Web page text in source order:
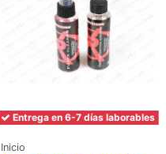
Entrega en 6-7 días laborables
Inicio